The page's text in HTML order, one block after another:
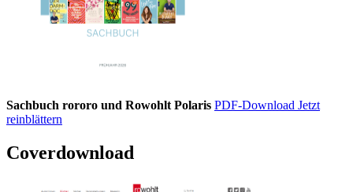
Sachbuch rororo und Rowohlt Polaris PDF-Download Jetzt
reinblättern
Coverdownload